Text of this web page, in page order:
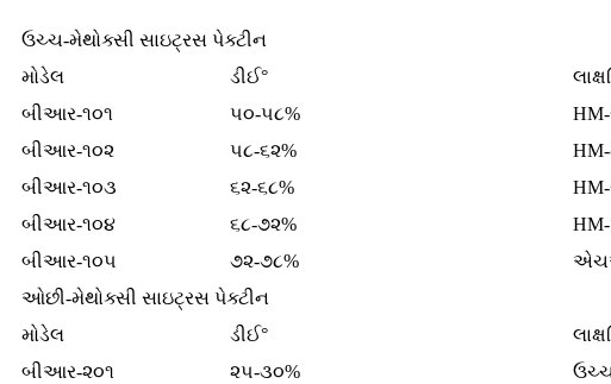
ઉચ્ચ-મેથોક્સી સાઇટ્રસ પેક્ટીન
મોડેલ
ડીઈ°
બીઆર-૧૦૧
૫૦-૫૮%
બીઆર-૧૦૨
૫૮-૬૨%
બીઆર-૧૦૩
૬૨-૬૮%
બીઆર-૧૦૪
૬૮-૭૨%
બીઆર-૧૦૫
૭૨-૭૮%
ઓછી-મેથોક્સી સાઇટ્રસ પેક્ટીન
મોડેલ
ડીઈ°
બીઆર-૨૦૧
૨૫-૩૦% ઉચ્ચ